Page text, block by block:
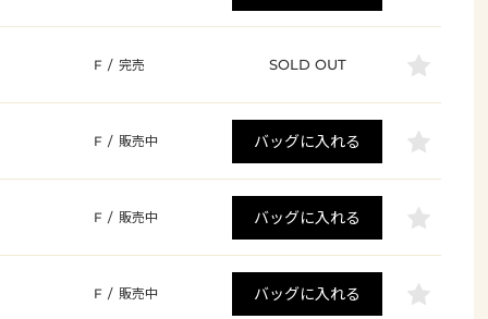
F / 完売 SOLD OUT
F / 販売中 バッグに入れる
F / 販売中 バッグに入れる
F / 販売中 バッグに入れる